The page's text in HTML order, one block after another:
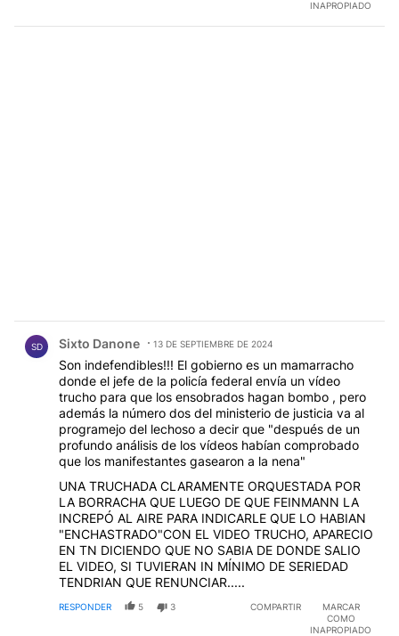
INAPROPIADO
SD Sixto Danone 13 DE SEPTIEMBRE DE 2024
Son indefendibles!!! El gobierno es un mamarracho
donde el jefe de la policía federal envía un vídeo
trucho para que los ensobrados hagan bombo , pero
además la número dos del ministerio de justicia va al
programejo del lechoso a decir que "después de un
profundo análisis de los vídeos habían comprobado
que los manifestantes gasearon a la nena"
UNA TRUCHADA CLARAMENTE ORQUESTADA POR
LA BORRACHA QUE LUEGO DE QUE FEINMANN LA
INCREPÓ AL AIRE PARA INDICARLE QUE LO HABIAN
"ENCHASTRADO"CON EL VIDEO TRUCHO, APARECIO
EN TN DICIENDO QUE NO SABIA DE DONDE SALIO
EL VIDEO, SI TUVIERAN IN MÍNIMO DE SERIEDAD
TENDRIAN QUE RENUNCIAR.....
RESPONDER 5 3 COMPARTIR
MARCAR
COMO
INAPROPIADO